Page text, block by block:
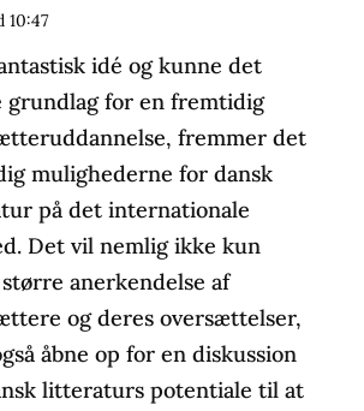
10:47
idé og kunne det
grundlag for en fremtidig
fremmer det
mulighederne for dansk
på det internationale
Det vil nemlig ikke kun
større anerkendelse af
og deres oversættelser,
åbne op for en diskussion
litteraturs potentiale til at